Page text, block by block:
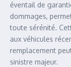
éventail de
dommages,
toute sérénité.
aux véhicules
remplacement
sinistre majeur.